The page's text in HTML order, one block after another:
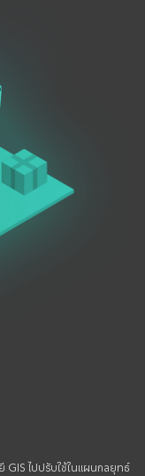
GIS ไปปรับใช้ในแผนกลยุทธ์